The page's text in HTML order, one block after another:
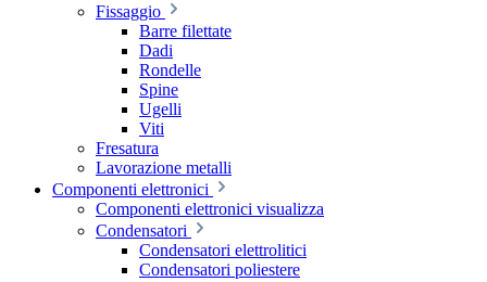
Fissaggio
Barre filettate
Dadi
Rondelle
Spine
Ugelli
Viti
Fresatura
Lavorazione metalli
Componenti elettronici
Componenti elettronici visualizza
Condensatori
Condensatori elettrolitici
Condensatori poliestere